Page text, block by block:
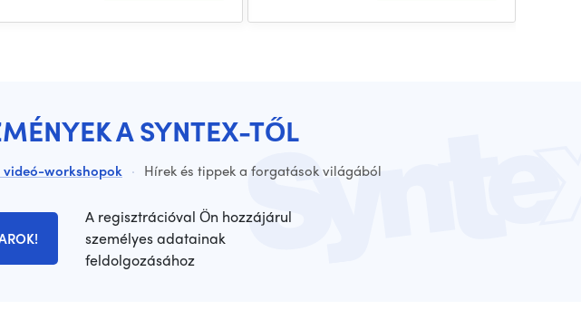
A SYNTEX-TŐL
videó-workshopok · Hírek és tippek a forgatások világából
A regisztrációval Ön hozzájárul
személyes adatainak
feldolgozásához